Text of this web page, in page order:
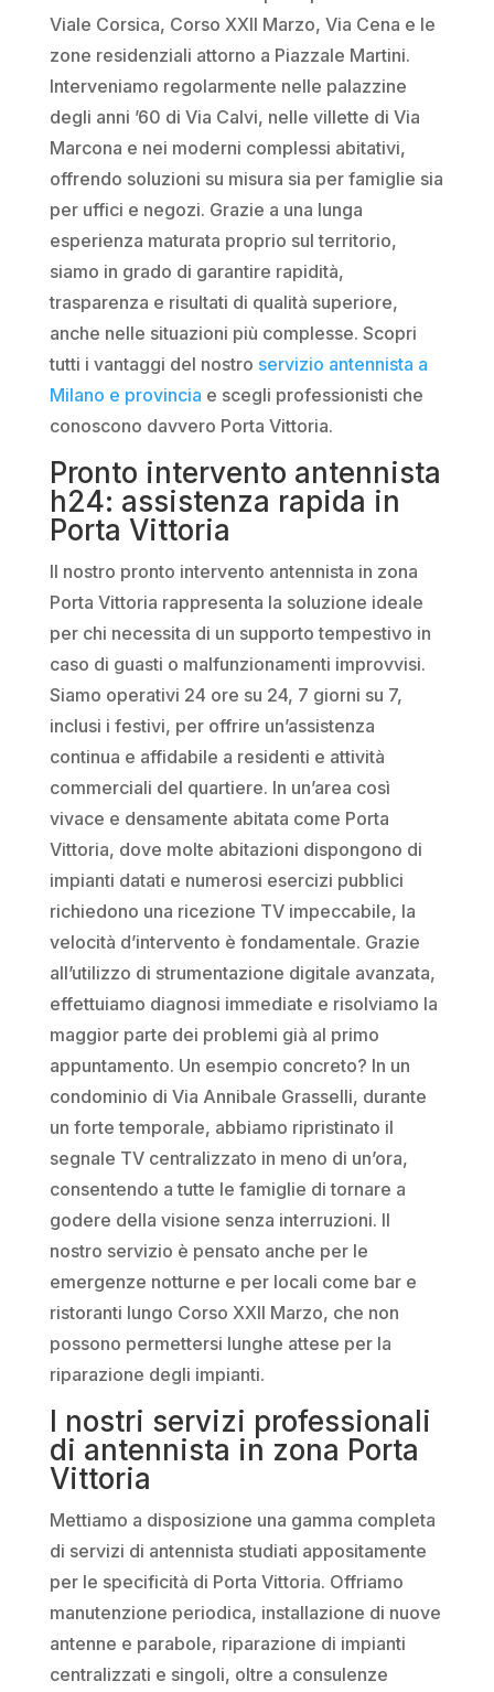
Viale Corsica, Corso XXII Marzo, Via Cena e le
zone residenziali attorno a Piazzale Martini.
Interveniamo regolarmente nelle palazzine
degli anni ’60 di Via Calvi, nelle villette di Via
Marcona e nei moderni complessi abitativi,
offrendo soluzioni su misura sia per famiglie sia
per uffici e negozi. Grazie a una lunga
esperienza maturata proprio sul territorio,
siamo in grado di garantire rapidità,
trasparenza e risultati di qualità superiore,
anche nelle situazioni più complesse. Scopri
tutti i vantaggi del nostro servizio antennista a
Milano e provincia e scegli professionisti che
conoscono davvero Porta Vittoria.
Pronto intervento antennista
h24: assistenza rapida in
Porta Vittoria
Il nostro pronto intervento antennista in zona
Porta Vittoria rappresenta la soluzione ideale
per chi necessita di un supporto tempestivo in
caso di guasti o malfunzionamenti improvvisi.
Siamo operativi 24 ore su 24, 7 giorni su 7,
inclusi i festivi, per offrire un’assistenza
continua e affidabile a residenti e attività
commerciali del quartiere. In un’area così
vivace e densamente abitata come Porta
Vittoria, dove molte abitazioni dispongono di
impianti datati e numerosi esercizi pubblici
richiedono una ricezione TV impeccabile, la
velocità d’intervento è fondamentale. Grazie
all’utilizzo di strumentazione digitale avanzata,
effettuiamo diagnosi immediate e risolviamo la
maggior parte dei problemi già al primo
appuntamento. Un esempio concreto? In un
condominio di Via Annibale Grasselli, durante
un forte temporale, abbiamo ripristinato il
segnale TV centralizzato in meno di un’ora,
consentendo a tutte le famiglie di tornare a
godere della visione senza interruzioni. Il
nostro servizio è pensato anche per le
emergenze notturne e per locali come bar e
ristoranti lungo Corso XXII Marzo, che non
possono permettersi lunghe attese per la
riparazione degli impianti.
I nostri servizi professionali
di antennista in zona Porta
Vittoria
Mettiamo a disposizione una gamma completa
di servizi di antennista studiati appositamente
per le specificità di Porta Vittoria. Offriamo
manutenzione periodica, installazione di nuove
antenne e parabole, riparazione di impianti
centralizzati e singoli, oltre a consulenze